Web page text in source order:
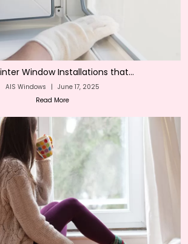
Window Installations that...
AIS Windows | June 17, 2025
Read More